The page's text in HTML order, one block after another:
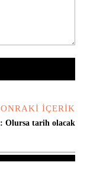
İÇERIK
Olursa tarih olacak